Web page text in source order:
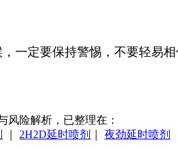
一定要保持警惕，不要轻易
风险解析，已整理在：
2H2D延时喷剂 夜劲延时喷剂